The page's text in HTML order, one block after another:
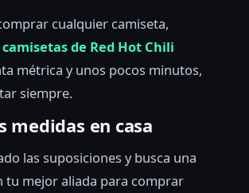
cualquier camiseta,
camisetas de Red Hot Chili
métrica y unos pocos minutos,
siempre.
en casa
las suposiciones y busca una
tu mejor aliada para comprar